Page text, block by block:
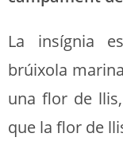
La insígnia
brúixola
una flor de
que la flor de